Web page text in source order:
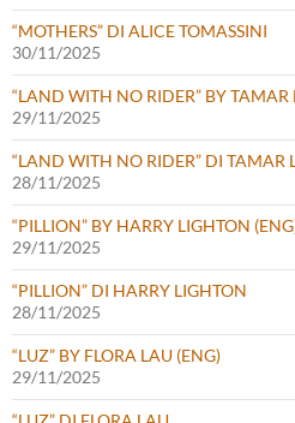
“MOTHERS” DI ALICE TOMASSINI
30/11/2025
“LAND WITH NO RIDER” BY
29/11/2025
“LAND WITH NO RIDER” DI TAMAR
28/11/2025
“PILLION” BY HARRY LIGHTON
29/11/2025
“PILLION” DI HARRY LIGHTON
28/11/2025
“LUZ” BY FLORA LAU (ENG)
29/11/2025